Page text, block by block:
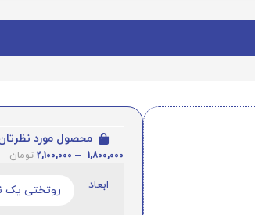
محصول مورد
1,800,000
–
2,100,000 تومان
ابعاد